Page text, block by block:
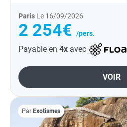
Paris Le 16/09/2026
2 254€ /pers.
Payable en 4x avec
VOIR
Par Exotismes